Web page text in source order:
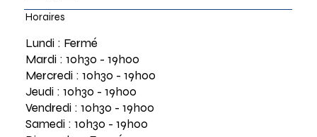
Horaires
Lundi : Fermé
Mardi : 10h30 - 19h00
Mercredi : 10h30 - 19h00
Jeudi : 10h30 - 19h00
Vendredi : 10h30 - 19h00
Samedi : 10h30 - 19h00